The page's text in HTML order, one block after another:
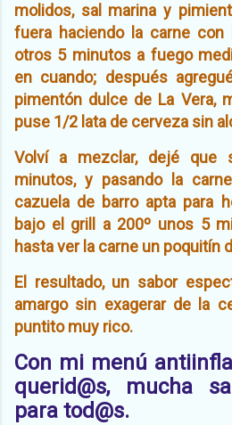
molidos, sal marina y
fuera haciendo la carne con
otros 5 minutos a fuego
en cuando; después
pimentón dulce de La Vera,
puse 1/2 lata de cerveza sin
Volví a mezclar, dejé que
minutos, y pasando la
cazuela de barro apta para
bajo el grill a 200º unos 5
hasta ver la carne un poquitín
El resultado, un sabor
amargo sin exagerar de la
puntito muy rico.
Con mi menú
querid@s, mucha
para tod@s.